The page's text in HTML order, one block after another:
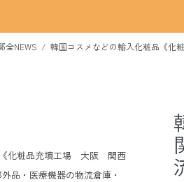
全NEWS 韓国コスメなどの輸入化粧品《
化粧品充填工場 大阪 関西
品・医療機器の物流倉庫・